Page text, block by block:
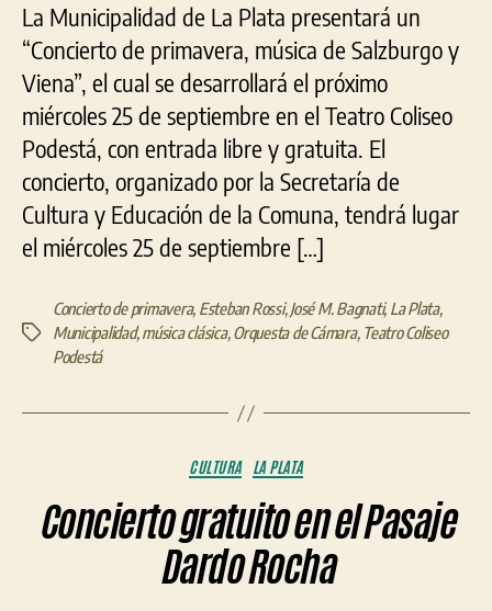
Podestá
La Municipalidad de La Plata presentará un
“Concierto de primavera, música de Salzburgo y
Viena”, el cual se desarrollará el próximo
miércoles 25 de septiembre en el Teatro Coliseo
Podestá, con entrada libre y gratuita. El
concierto, organizado por la Secretaría de
Cultura y Educación de la Comuna, tendrá lugar
el miércoles 25 de septiembre […]
Etiquetas
Concierto de primavera, Esteban Rossi,José M. Bagnati, La Plata,
Municipalidad,música clásica,Orquesta de Cámara, Teatro Coliseo
Podestá
Categorías
CULTURA LA PLATA
Concierto gratuito en el Pasaje
Dardo Rocha